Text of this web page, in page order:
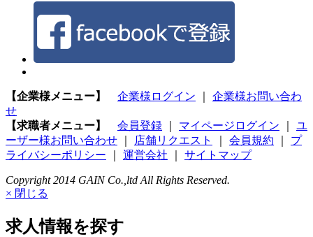
【企業様メニュー】 企業様ログイン
企業様お問い合わ
せ
【求職者メニュー】
会員登録 マイページログイン
ユ
ーザー様お問い合わせ
店舗リクエスト 会員規約
プ
ライバシーポリシー
運営会社 サイトマップ
Copyright 2014 GAIN Co.,ltd All Rights Reserved.
× 閉じる
求人情報を探す